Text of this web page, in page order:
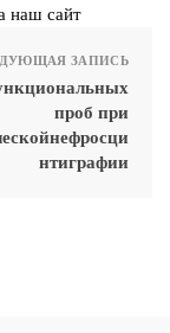
наш сайт
ЗАПИСЬ
проб при
нтиграфии